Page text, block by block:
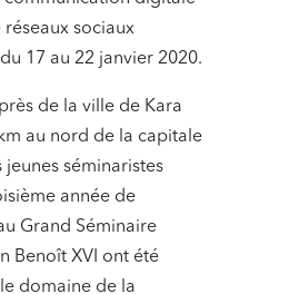
sociaux
17 au 22 janvier 2020.
de la ville de Kara
au nord de la capitale
séminaristes
année de
Grand Séminaire
Benoît XVI ont été
domaine de la